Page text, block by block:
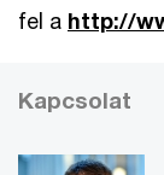
fel a http://
Kapcsolat